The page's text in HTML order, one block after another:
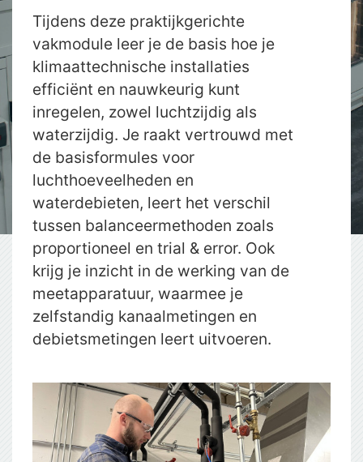
Tijdens deze praktijkgerichte
vakmodule leer je de basis hoe je
klimaattechnische installaties
efficiënt en nauwkeurig kunt
inregelen, zowel luchtzijdig als
waterzijdig. Je raakt vertrouwd met
de basisformules voor
luchthoeveelheden en
waterdebieten, leert het verschil
tussen balanceermethoden zoals
proportioneel en trial & error. Ook
krijg je inzicht in de werking van de
meetapparatuur, waarmee je
zelfstandig kanaalmetingen en
debietsmetingen leert uitvoeren.